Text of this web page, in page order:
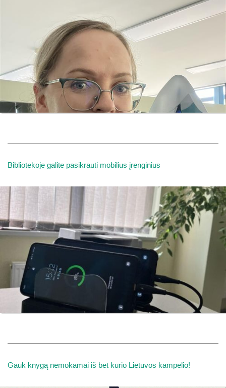
Bibliotekoje galite pasikrauti mobilius įrenginius
Gauk knygą nemokamai iš bet kurio Lietuvos kampelio!